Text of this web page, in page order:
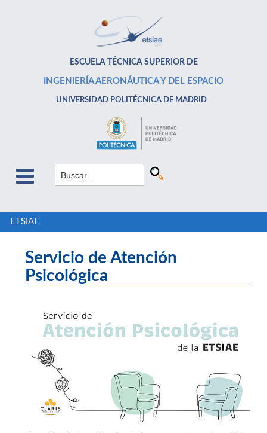
ESCUELA TÉCNICA SUPERIOR DE
INGENIERÍA AERONÁUTICA Y DEL ESPACIO
UNIVERSIDAD POLITÉCNICA DE MADRID
ETSIAE
Servicio de Atención
Psicológica